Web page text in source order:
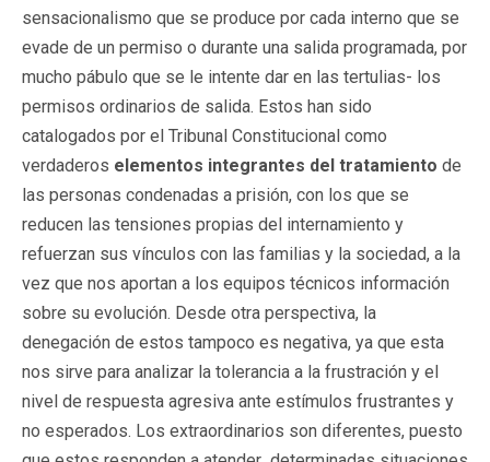
sensacionalismo que se produce por cada interno que se
evade de un permiso o durante una salida programada, por
mucho pábulo que se le intente dar en las tertulias- los
permisos ordinarios de salida. Estos han sido
catalogados por el Tribunal Constitucional como
verdaderos elementos integrantes del tratamiento de
las personas condenadas a prisión, con los que se
reducen las tensiones propias del internamiento y
refuerzan sus vínculos con las familias y la sociedad, a la
vez que nos aportan a los equipos técnicos información
sobre su evolución. Desde otra perspectiva, la
denegación de estos tampoco es negativa, ya que esta
nos sirve para analizar la tolerancia a la frustración y el
nivel de respuesta agresiva ante estímulos frustrantes y
no esperados. Los extraordinarios son diferentes, puesto